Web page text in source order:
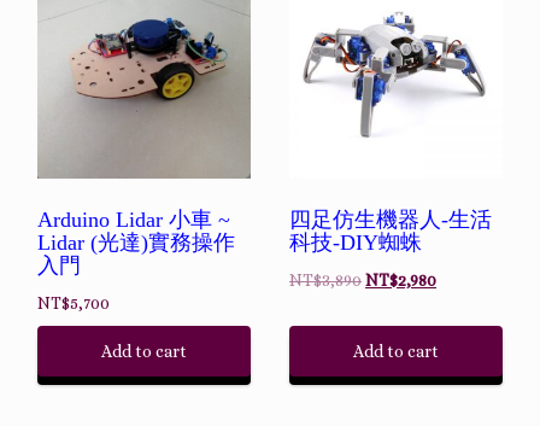
Arduino Lidar 小車 ~
Lidar (光達)實務操作
入門
NT$5,700
Add to cart
四足仿生機器人-生活
科技-DIY蜘蛛
NT$3,890 NT$2,980
Add to cart